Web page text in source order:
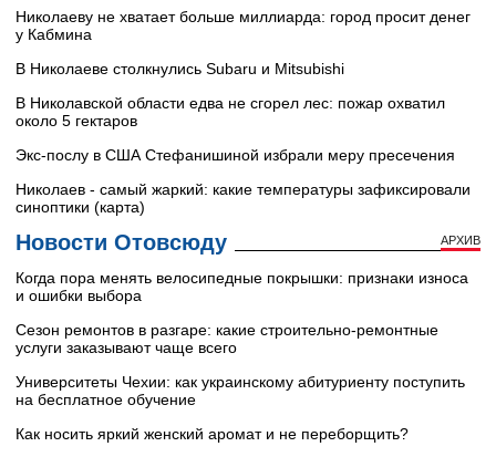
Николаеву не хватает больше миллиарда: город просит денег
у Кабмина
В Николаеве столкнулись Subaru и Mitsubishi
В Николавской области едва не сгорел лес: пожар охватил
около 5 гектаров
Экс-послу в США Стефанишиной избрали меру пресечения
Николаев - самый жаркий: какие температуры зафиксировали
синоптики (карта)
Новости Отовсюду АРХИВ
Когда пора менять велосипедные покрышки: признаки износа
и ошибки выбора
Сезон ремонтов в разгаре: какие строительно-ремонтные
услуги заказывают чаще всего
Университеты Чехии: как украинскому абитуриенту поступить
на бесплатное обучение
Как носить яркий женский аромат и не переборщить?